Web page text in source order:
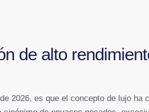
de alto
2026, es que el concepto de lujo ha